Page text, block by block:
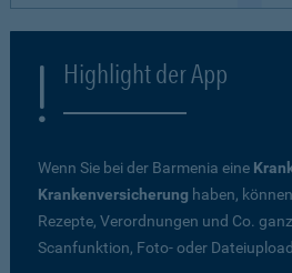
Highlight der App
Wenn Sie bei der Barmenia eine
Krankenversicherung haben,
Rezepte, Verordnungen und Co.
Scanfunktion, Foto- oder